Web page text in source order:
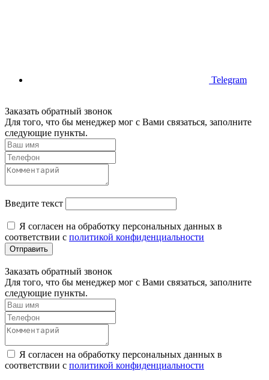
Telegram
Заказать обратный звонок
Для того, что бы менеджер мог с Вами связаться, заполните
следующие пункты.
Введите текст
Я согласен на обработку персональных данных в
соответствии с политикой конфиденциальности
Отправить
Заказать обратный звонок
Для того, что бы менеджер мог с Вами связаться, заполните
следующие пункты.
Я согласен на обработку персональных данных в
соответствии с политикой конфиденциальности